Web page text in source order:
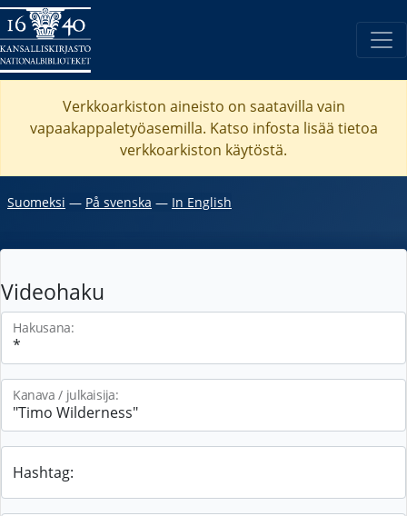
Verkkoarkiston aineisto on saatavilla vain
vapaakappaletyöasemilla. Katso infosta lisää tietoa
verkkoarkiston käytöstä.
Suomeksi ― På svenska ― In English
Videohaku
Hakusana:
Kanava / julkaisija:
Hashtag: